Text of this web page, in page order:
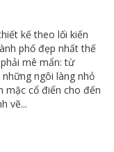
kế theo lối kiến
phố đẹp nhất thế
mê mẩn: từ
ngôi làng nhỏ
mặc cổ điển cho đến
vẽ...